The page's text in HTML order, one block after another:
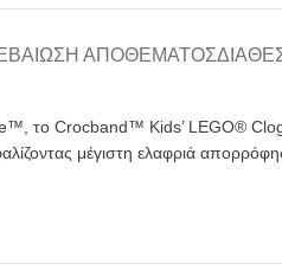
ΑΠΟΘΈΜΑΤΟΣ
το Crocband™ Kids’ LEGO® Clog
μέγιστη ελαφριά